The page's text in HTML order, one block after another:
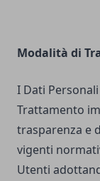
Modalità di
I Dati
Trattamento
trasparenza e
vigenti
Utenti